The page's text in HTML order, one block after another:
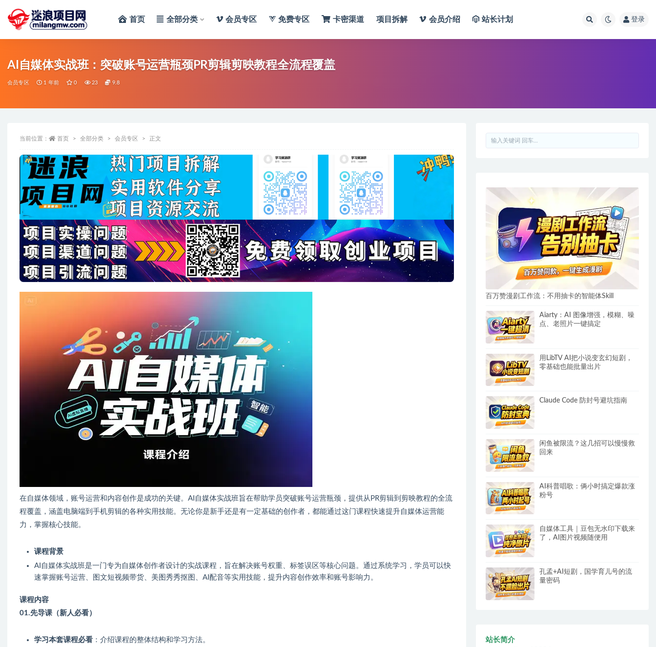
首页 全部分类 会员专区 免费专区 卡密渠道 项目拆解 会员介绍 站长计划 登录
AI自媒体实战班：突破账号运营瓶颈PR剪辑剪映教程全流程覆盖
会员专区 1 年前 0 23 9.8
当前位置： 首页 全部分类 会员专区 正文
在自媒体领域，账号运营和内容创作是成功的关键。AI自媒体实战班旨在帮助学员突破账号运营瓶颈，提供从PR剪辑到剪映教程的全流
程覆盖，涵盖电脑端到手机剪辑的各种实用技能。无论你是新手还是有一定基础的创作者，都能通过这门课程快速提升自媒体运营能
力，掌握核心技能。
课程背景
AI自媒体实战班是一门专为自媒体创作者设计的实战课程，旨在解决账号权重、标签误区等核心问题。通过系统学习，学员可以快
速掌握账号运营、图文短视频带货、美图秀秀抠图、AI配音等实用技能，提升内容创作效率和账号影响力。
课程内容
01.先导课（新人必看）
学习本套课程必看 ：介绍课程的整体结构和学习方法。
百万赞漫剧工作流：不用抽卡的智能体Skill
Aiarty：AI 图像增强，模糊、噪
点、老照片一键搞定
用LibTV AI把小说变玄幻短剧，
零基础也能批量出片
Claude Code 防封号避坑指南
闲鱼被限流？这几招可以慢慢救
回来
AI科普唱歌：俩小时搞定爆款涨
粉号
自媒体工具｜豆包无水印下载来
了，AI图片视频随便用
孔孟+AI短剧，国学育儿号的流
量密码
站长简介